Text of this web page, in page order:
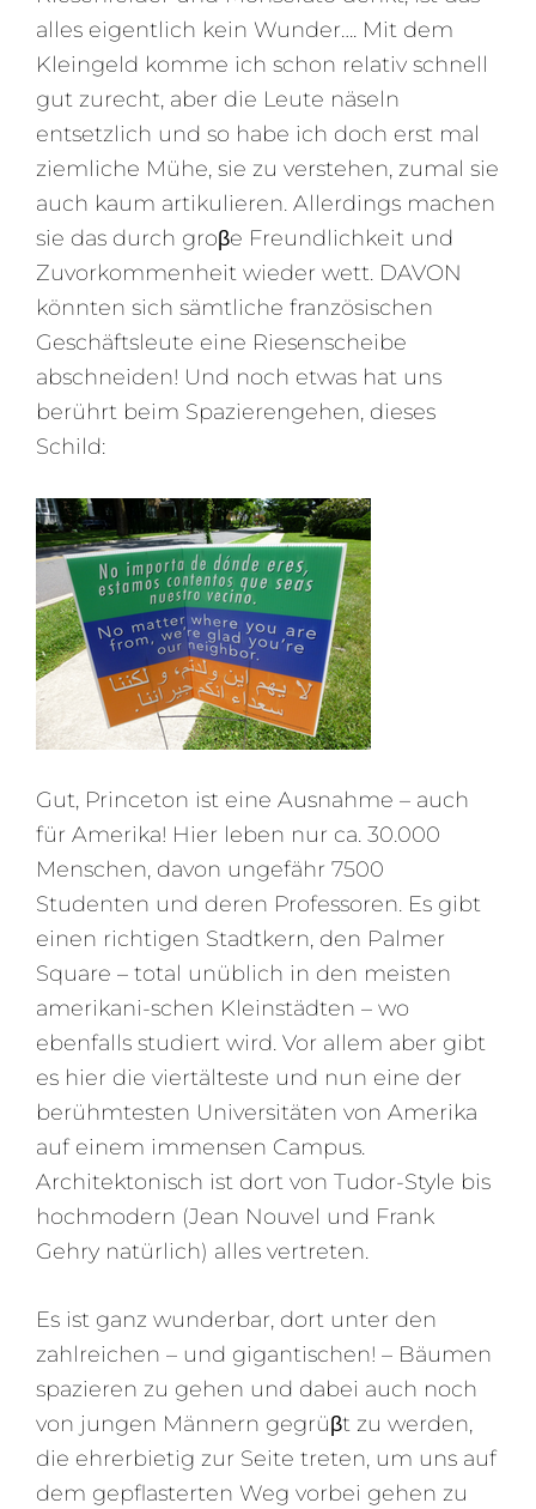
alles eigentlich kein Wunder…. Mit dem
Kleingeld komme ich schon relativ schnell
gut zurecht, aber die Leute näseln
entsetzlich und so habe ich doch erst mal
ziemliche Mühe, sie zu verstehen, zumal sie
auch kaum artikulieren. Allerdings machen
sie das durch groβe Freundlichkeit und
Zuvorkommenheit wieder wett. DAVON
könnten sich sämtliche französischen
Geschäftsleute eine Riesenscheibe
abschneiden! Und noch etwas hat uns
berührt beim Spazierengehen, dieses
Schild:
Gut, Princeton ist eine Ausnahme – auch
für Amerika! Hier leben nur ca. 30.000
Menschen, davon ungefähr 7500
Studenten und deren Professoren. Es gibt
einen richtigen Stadtkern, den Palmer
Square – total unüblich in den meisten
amerikani-schen Kleinstädten – wo
ebenfalls studiert wird. Vor allem aber gibt
es hier die viertälteste und nun eine der
berühmtesten Universitäten von Amerika
auf einem immensen Campus.
Architektonisch ist dort von Tudor-Style bis
hochmodern (Jean Nouvel und Frank
Gehry natürlich) alles vertreten.
Es ist ganz wunderbar, dort unter den
zahlreichen – und gigantischen! – Bäumen
spazieren zu gehen und dabei auch noch
von jungen Männern gegrüβt zu werden,
die ehrerbietig zur Seite treten, um uns auf
dem gepflasterten Weg vorbei gehen zu